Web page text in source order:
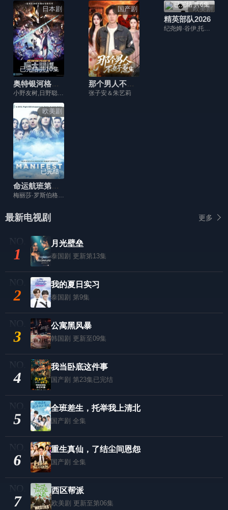
日本剧
已完结 共10集
奥特银河格斗：巨大的阴谋2020
小野友树,日野聪,宫野真守,寺岛拓笃,驹田航
国产剧
全集
那个男人不好惹
张子安＆朱艺莉
欧美剧
已完结 共6集
精英部队2026
纪尧姆·谷伊,托莫·希思黎,菲利普·舒尔,可拉斯·旺克奇基,奥黛丽·洛滕
欧美剧
已完结
命运航班第一季
梅丽莎·罗斯伯格,乔希·达拉斯,雅典娜·卡尔卡尼斯,J·R·拉米雷斯,卢娜·布雷斯,杰克·梅西纳,帕尔文·考尔,提姆·莫里亚蒂,阿尔弗雷多·纳西索,寇蒂斯·库克
最新电视剧 更多
1
月光壁垒
泰国剧 更新第13集
2
我的夏日实习
泰国剧 第9集
3
公寓黑风暴
韩国剧 更新至09集
4
我当卧底这件事
国产剧 第23集已完结
5
全班差生，托举我上清北
国产剧 全集
6
重生真仙，了结尘间恩怨
国产剧 全集
7
西区帮派
欧美剧 更新至第06集